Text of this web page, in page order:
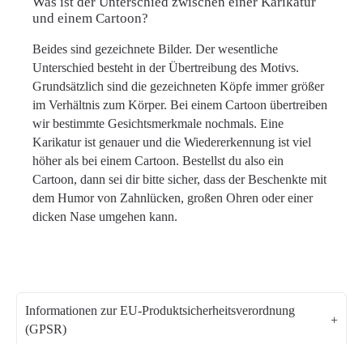
und einem Cartoon?
Beides sind gezeichnete Bilder. Der wesentliche
Unterschied besteht in der Übertreibung des Motivs.
Grundsätzlich sind die gezeichneten Köpfe immer größer
im Verhältnis zum Körper. Bei einem Cartoon übertreiben
wir bestimmte Gesichtsmerkmale nochmals. Eine
Karikatur ist genauer und die Wiedererkennung ist viel
höher als bei einem Cartoon. Bestellst du also ein
Cartoon, dann sei dir bitte sicher, dass der Beschenkte mit
dem Humor von Zahnlücken, großen Ohren oder einer
dicken Nase umgehen kann.
Informationen zur EU-Produktsicherheitsverordnung
(GPSR)